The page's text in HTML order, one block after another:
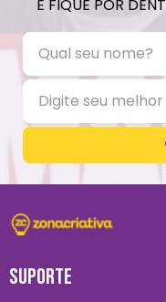
E FIQUE POR
SUPORTE